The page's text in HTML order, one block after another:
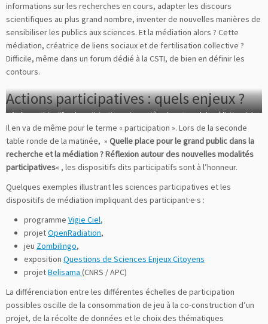
informations sur les recherches en cours, adapter les discours
scientifiques au plus grand nombre, inventer de nouvelles manières de
sensibiliser les publics aux sciences. Et la médiation alors ? Cette
médiation, créatrice de liens sociaux et de fertilisation collective ?
Difficile, même dans un forum dédié à la CSTI, de bien en définir les
contours.
Actions participatives : quels enjeux ?
Atelier participatif sur la participation – mise en abîme des acteurs de la médiation – juin
2019 – © Vdesouz
Il en va de même pour le terme « participation ». Lors de la seconde
table ronde de la matinée, » Quelle place pour le grand public dans la
recherche et la médiation ? Réflexion autour des nouvelles modalités
participatives« , les dispositifs dits participatifs sont à l’honneur.
Quelques exemples illustrant les sciences participatives et les
dispositifs de médiation impliquant des participant·e·s :
programme Vigie Ciel,
projetOpenRadiation,
jeu Zombilingo,
exposition Questions de Sciences Enjeux Citoyens
projetBelisama (CNRS / APC)
La différenciation entre les différentes échelles de participation
possibles oscille de la consommation de jeu à la co-construction d’un
projet, de la récolte de données et le choix des thématiques